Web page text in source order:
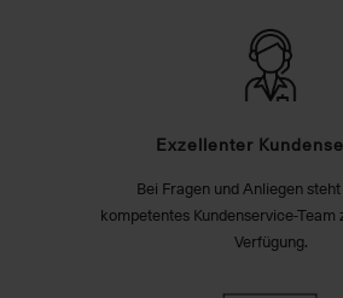
Exzellenter
Bei Fragen und Anliegen
kompetentes Kundenservice-Team
Verfügung.